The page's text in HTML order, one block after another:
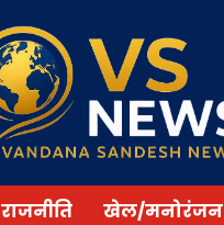
राजनीति खेल/मनोरंजन